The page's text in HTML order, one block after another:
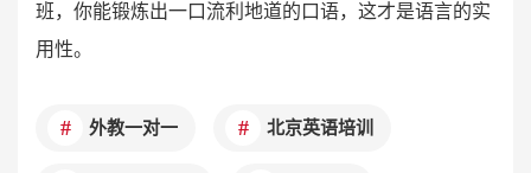
班，你能锻炼出一口流利地道的口语，这才是语言的实
用性。
外教一对一 北京英语培训